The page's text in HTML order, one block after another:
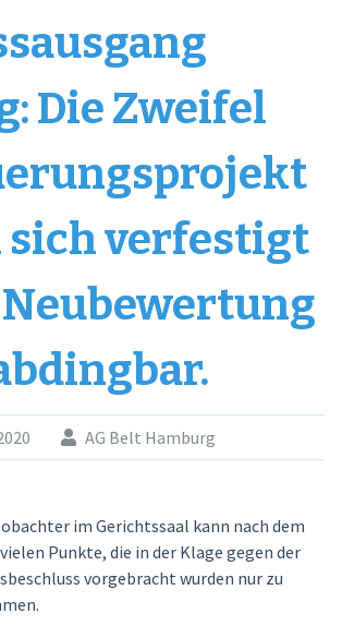
Die Zweifel
sich verfestigt
Neubewertung
AG Belt Hamburg
im Gerichtssaal kann nach dem
Punkte, die in der Klage gegen der
vorgebracht wurden nur zu